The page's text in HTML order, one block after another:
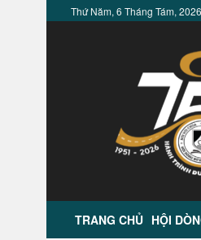
Thứ Năm, 6 Tháng Tám, 2026
TRANG CHỦ HỘI